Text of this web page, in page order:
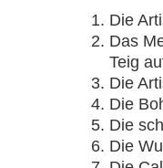
Die
Das
Teig
Die
Die
Die
Die